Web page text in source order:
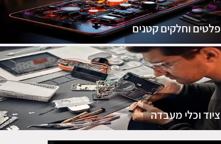
פלטים וחלקים קטנים
ציוד וכלי מעבדה